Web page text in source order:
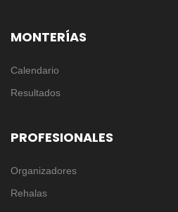
MONTERÍAS
Calendario
Resultados
PROFESIONALES
Organizadores
Rehalas